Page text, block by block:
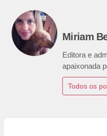
Miriam
Editora e
apaixonada
Todos os